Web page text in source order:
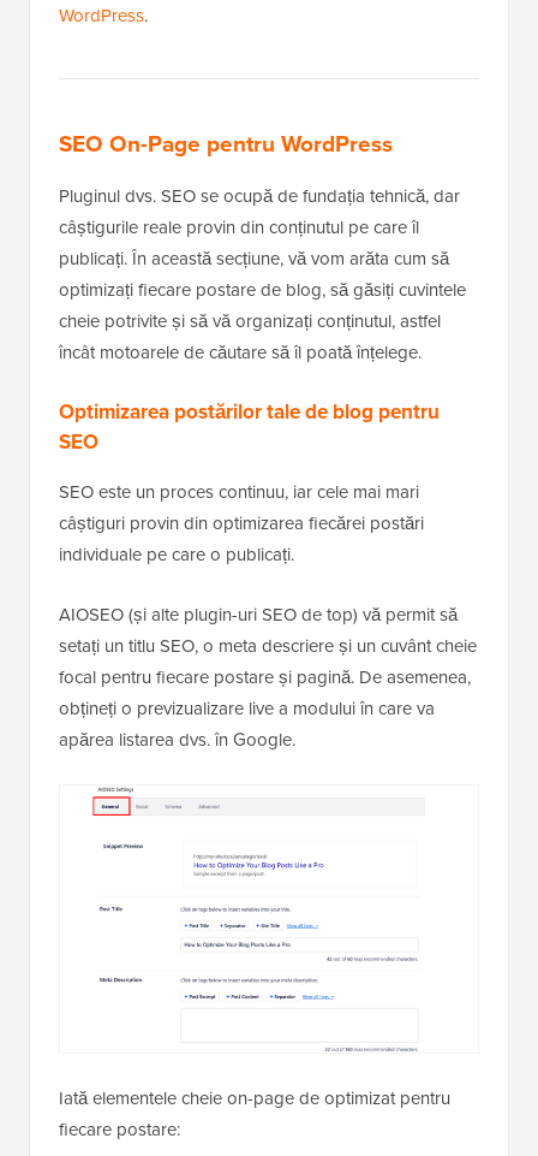
WordPress.
SEO On-Page pentru WordPress
Pluginul dvs. SEO se ocupă de fundația tehnică, dar
câștigurile reale provin din conținutul pe care îl
publicați. În această secțiune, vă vom arăta cum să
optimizați fiecare postare de blog, să găsiți cuvintele
cheie potrivite și să vă organizați conținutul, astfel
încât motoarele de căutare să îl poată înțelege.
Optimizarea postărilor tale de blog pentru
SEO
SEO este un proces continuu, iar cele mai mari
câștiguri provin din optimizarea fiecărei postări
individuale pe care o publicați.
AIOSEO (și alte plugin-uri SEO de top) vă permit să
setați un titlu SEO, o meta descriere și un cuvânt cheie
focal pentru fiecare postare și pagină. De asemenea,
obțineți o previzualizare live a modului în care va
apărea listarea dvs. în Google.
Iată elementele cheie on-page de optimizat pentru
fiecare postare: